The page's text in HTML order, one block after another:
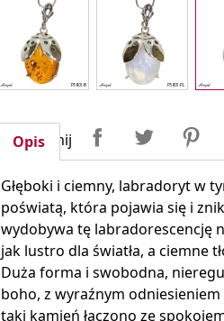
Udostępnij UdostępnijTweetuj
Opis
Głęboki i ciemny, labradoryt w
poświatą, która pojawia się i
wydobywa tę labradorescencję
jak lustro dla światła, a ciemne
Duża forma i swobodna,
boho, z wyraźnym
taki kamień łączono ze